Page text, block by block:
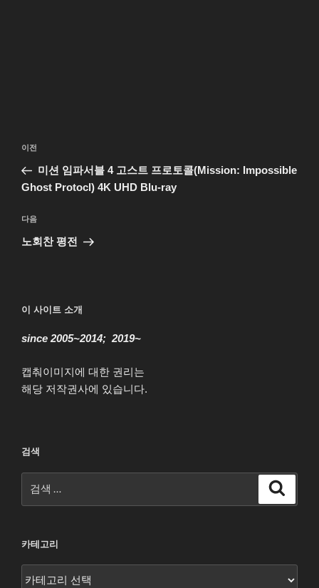
글
색
이
전
글
이전
미션 임파서블 4 고스트 프로토콜(Mission: Impossible
Ghost Protocl) 4K UHD Blu-ray
다
음
다음
노회찬 평전
이 사이트 소개
since 2005~2014; 2019~
캡춰이미지에 대한 권리는
해당 저작권사에 있습니다.
검색
색:
카테고리